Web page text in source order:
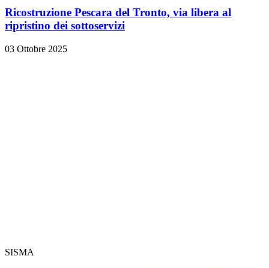
Ricostruzione Pescara del Tronto, via libera al
ripristino dei sottoservizi
03 Ottobre 2025
SISMA